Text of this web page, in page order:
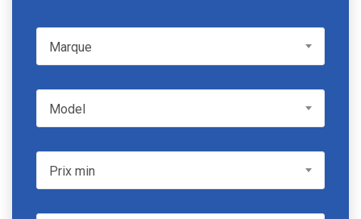
MarqueMarque
ModelModel
Prix minPrix min